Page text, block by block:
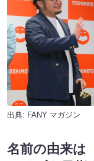
出典: FANY マガジン
名前の由来は